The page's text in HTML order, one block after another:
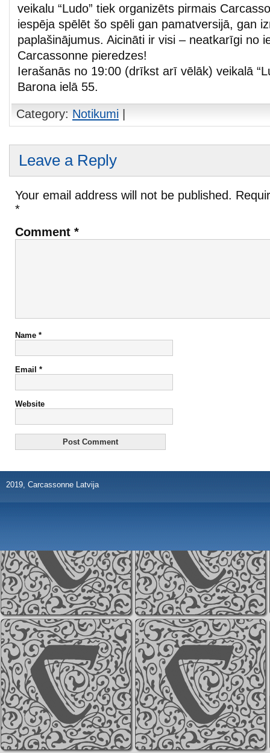
veikalu “Ludo” tiek organizēts pirmais
iespēja spēlēt šo spēli gan pamatversijā, gan
paplašinājumus. Aicināti ir visi – neatkarīgi no
Carcassonne pieredzes!
Ierašanās no 19:00 (drīkst arī vēlāk) veikalā
Barona ielā 55.
Category: Notikumi
Leave a Reply
Your email address will not be published.
*
Comment *
Name *
Email *
Website
2019, Carcassonne Latvija